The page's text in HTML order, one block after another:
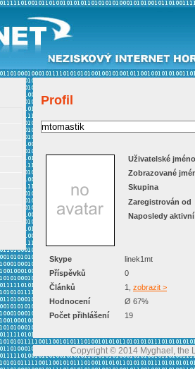
Profil
Uživatelské jméno
Zobrazované
Skupina
Zaregistrován od
Naposledy aktivní
Skype
linek1mt
Příspěvků
0
Článků
1, zobrazit >
Hodnocení
Ø 67%
Počet přihlášení
19
Copyright © 2014 Myghael, the